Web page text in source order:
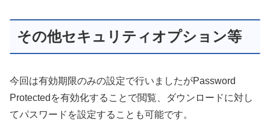
その他セキュリティオプション等
今回は有効期限のみの設定で行いましたがPassword
Protectedを有効化することで閲覧、ダウンロードに対し
てパスワードを設定することも可能です。